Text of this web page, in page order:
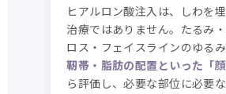
ヒアルロン酸注入は、しわを
治療ではありません。たるみ
ロス・フェイスラインのゆるみ
靭帯・脂肪の配置といった「顔
ら評価し、必要な部位に必要